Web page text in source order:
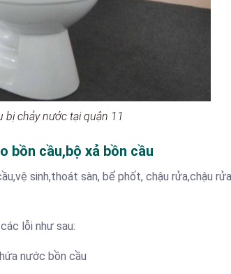
bị chảy nước tại quận 11
bồn cầu,bộ xả bồn cầu
sinh,thoát sàn, bể phốt, chậu rửa,chậu
lỗi như sau:
nước bồn cầu